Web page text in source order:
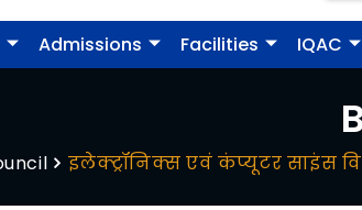
Admissions Facilities IQAC
इलेक्ट्रॉनिक्स एवं कंप्यूटर साइंस